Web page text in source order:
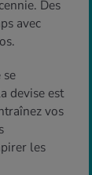
Des
avec
devise est
vos
les